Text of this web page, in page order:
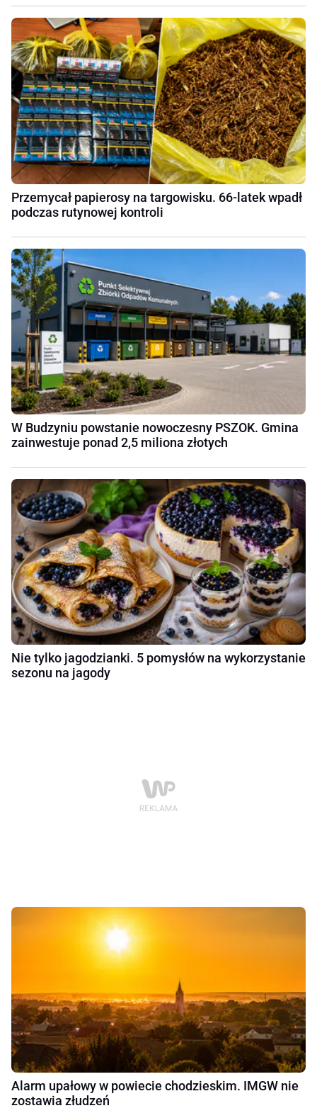
Przemycał papierosy na targowisku. 66-latek wpadł
podczas rutynowej kontroli
W Budzyniu powstanie nowoczesny PSZOK. Gmina
zainwestuje ponad 2,5 miliona złotych
Nie tylko jagodzianki. 5 pomysłów na wykorzystanie
sezonu na jagody
Alarm upałowy w powiecie chodzieskim. IMGW nie
zostawia złudzeń